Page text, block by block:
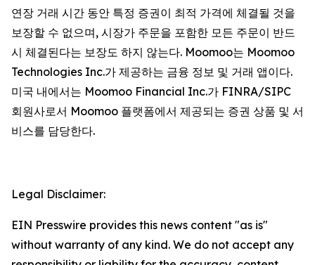
연장 거래 시간 동안 특정 증권이 최적 가격에 체결될 것을
보장할 수 없으며, 시장가 주문을 포함한 모든 주문이 반드
시 체결된다는 보장도 하지 않는다. Moomoo는 Moomoo
Technologies Inc.가 제공하는 금융 정보 및 거래 앱이다.
미국 내에서는 Moomoo Financial Inc.가 FINRA/SIPC
회원사로서 Moomoo 플랫폼에서 제공되는 증권 상품 및 서
비스를 담당한다.
Legal Disclaimer:
EIN Presswire provides this news content "as is"
without warranty of any kind. We do not accept any